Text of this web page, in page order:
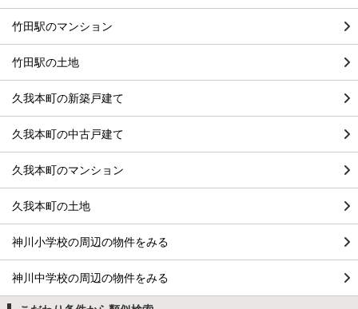
竹田駅のマンション
竹田駅の土地
久我本町の新築戸建て
久我本町の中古戸建て
久我本町のマンション
久我本町の土地
神川小学校の周辺の物件をみる
神川中学校の周辺の物件をみる